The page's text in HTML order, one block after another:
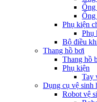
Ống
Ống
Phụ kiện
Phụ
Bộ điều
Thang hồ bơi
Thang hồ
Phụ kiện
Tay
Dụng cụ vệ sinh
Robot vệ